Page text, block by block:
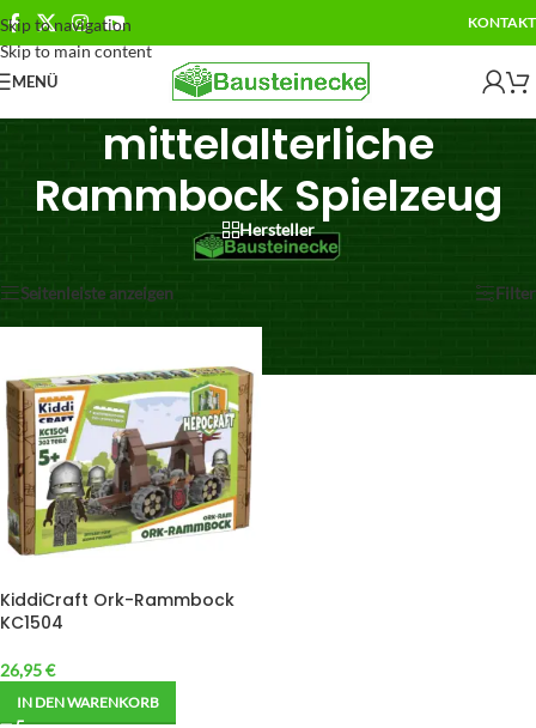
Skip to navigation
Skip to main content
KONTAKT
MENÜ
mittelalterliche
Rammbock Spielzeug
Hersteller
Einzelnes Ergebnis wird angezeigt
Seitenleiste anzeigen Filter
KiddiCraft Ork-Rammbock
KC1504
26,95€
IN DEN WARENKORB